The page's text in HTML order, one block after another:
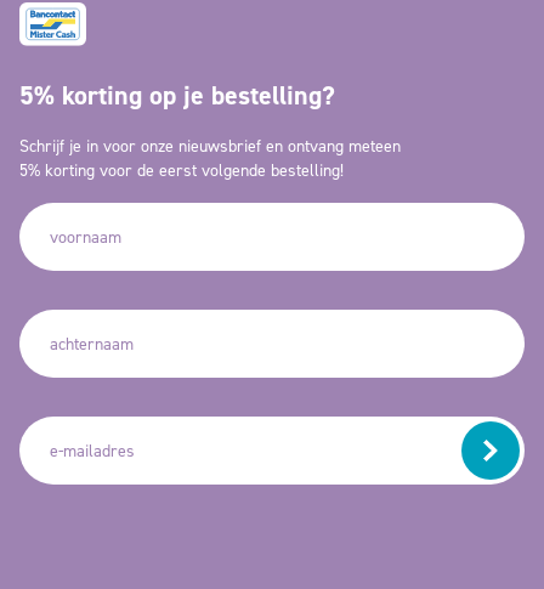
5% korting op je bestelling?
Schrijf je in voor onze nieuwsbrief en ontvang meteen
5% korting voor de eerst volgende bestelling!